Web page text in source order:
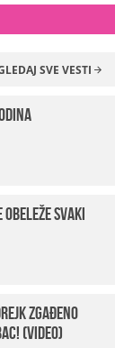
SVE VESTI
obeleže svaki
zgađeno
(VIDEO)